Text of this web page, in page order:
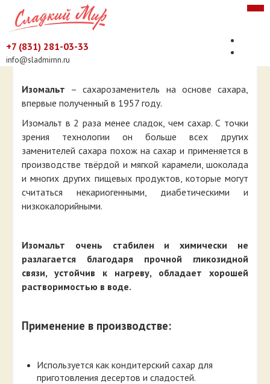
+7 (831) 281-03-33
info@sladmirnn.ru
Изомальт
Изомальт – сахарозаменитель на основе сахара,
впервые полученный в 1957 году.
Изомальт в 2 раза менее сладок, чем сахар. С точки
зрения технологии он больше всех других
заменителей сахара похож на сахар и применяется в
производстве твёрдой и мягкой карамели, шоколада
и многих других пищевых продуктов, которые могут
считаться некариогенными, диабетическими и
низкокалорийными.
Изомальт очень стабилен и химически не
разлагается благодаря прочной гликозидной
связи, устойчив к нагреву, обладает хорошей
растворимостью в воде.
Применение в производстве:
Используется как кондитерский сахар для
приготовления десертов и сладостей.
Компания
Производство
Ramiro
Сахара НЕТ!
А-sweet
Качество продукции
Услуги по поставке и переработке
Сертификаты
Информационное письмо о тростниковом сахаре
Где купить продукцию?
Продукция
Натуральные сахарозаменители
Эритрит
Сорбит
Фруктоза
Смеси пищевые
Смеси подсластителей A-sweet
Эритрит со Стевией
Сладкий сахар
Интенсивные подсластители
Цикламат
Сахарин
Сукралоза
Стевиозид
Ацесульфам
Аспартам
Экзотические сахара
Демерара
Мусковадо
Сахар леденцовый кристаллический прозрачный
Сахар леденцовый кристаллический коричневый
Прессованная продукция
Сахар в кубиках
Сладкий сахар в кубиках
Эритрит в кубиках
Ксилит в кубиках
Фруктоза в кубиках
Другие пищевые ингредиенты
Мальтодекстрин
Изомальт
Инулин